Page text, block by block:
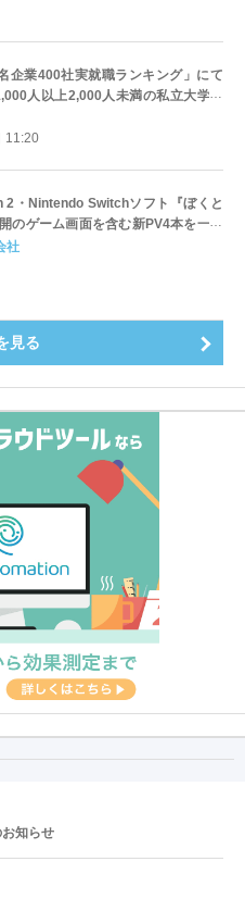
企業400社実就職ランキング」にて
人以上2,000人未満の私立大学で
！～実就職率は26.5%（前年比＋
京の私立大学でも10位にランクイン
11:20
2・Nintendo Switchソフト『ぼくと
のゲーム画面を含む新PV4本を一挙
社
見る
知らせ